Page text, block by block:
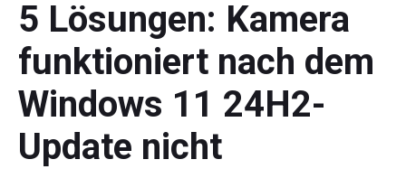
5 Lösungen: Kamera
funktioniert nach dem
Windows 11 24H2-
Update nicht